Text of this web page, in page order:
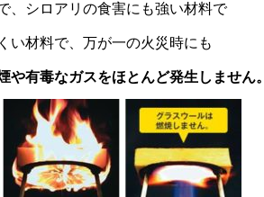
、シロアリの食害にも強い材料で
い材料で、万が一の火災時にも
や有毒なガスをほとんど発生しません。